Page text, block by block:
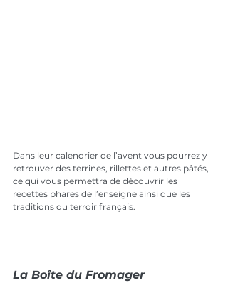
Dans leur calendrier de l’avent vous pourrez y
retrouver des terrines, rillettes et autres pâtés,
ce qui vous permettra de découvrir les
recettes phares de l’enseigne ainsi que les
traditions du terroir français.
La Boîte du Fromager